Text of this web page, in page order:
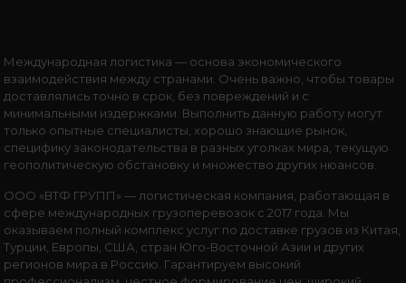
Международная логистика — основа экономического
взаимодействия между странами. Очень важно, чтобы товары
доставлялись точно в срок, без повреждений и с
минимальными издержками. Выполнить данную работу могут
только опытные специалисты, хорошо знающие рынок,
специфику законодательства в разных уголках мира, текущую
геополитическую обстановку и множество других нюансов.
ООО «ВТФ ГРУПП» — логистическая компания, работающая в
сфере международных грузоперевозок с 2017 года. Мы
оказываем полный комплекс услуг по доставке грузов из Китая,
Турции, Европы, США, стран Юго-Восточной Азии и других
регионов мира в Россию. Гарантируем высокий